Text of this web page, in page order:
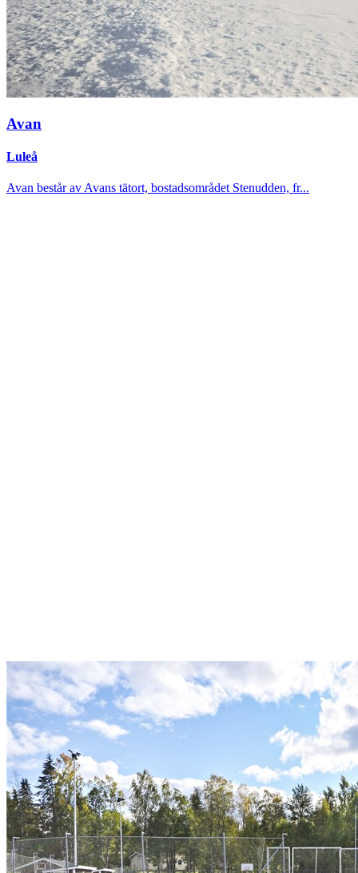
Avan
Luleå
Avan består av Avans tätort, bostadsområdet Stenudden, fr...